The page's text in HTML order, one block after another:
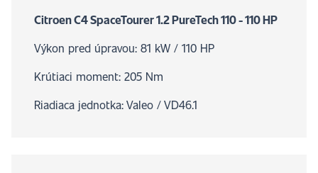
Citroen C4 SpaceTourer 1.2 PureTech 110 - 110 HP
Výkon pred úpravou: 81 kW / 110 HP
Krútiaci moment: 205 Nm
Riadiaca jednotka: Valeo / VD46.1